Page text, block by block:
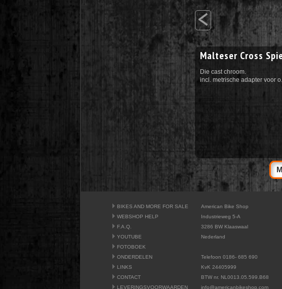
<
Malteser Cross
Die cast chroom.
incl. metrische adapter voor
BIKES AND MORE FOR SALE
WEBSHOP HELP
F.A.Q.
YOUTUBE
FOTOBOEK
ONDERDELEN
LINKS
CONTACT
LEVERINGSVOORWAARDEN
American Bike Shop
Industrieweg 5-A
3286 BW Klaaswaal
Nederland
Telefoon 0186- 685 690
KvK 24405999
BTW nr. NL0013.05.599.B68
info@americanbikeshop.com